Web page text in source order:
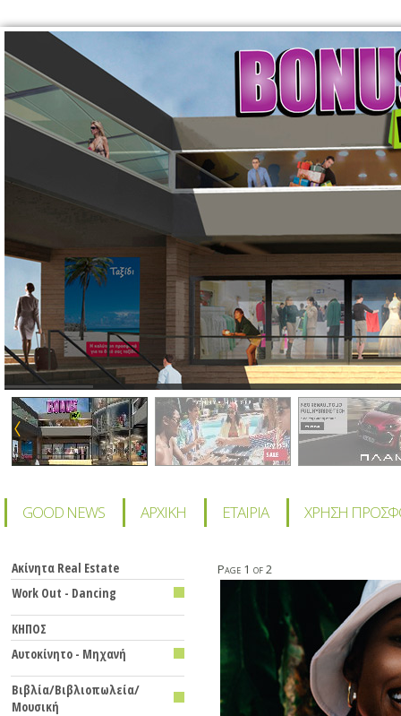
GOOD NEWS ΑΡΧΙΚΗ ΕΤΑΙΡΙΑ ΧΡΗΣΗ
Ακίνητα Real Estate
Work Out - Dancing
KHΠΟΣ
Αυτοκίνητο - Μηχανή
Βιβλία/Βιβλιοπωλεία/
Μουσική
Page 1 of 2